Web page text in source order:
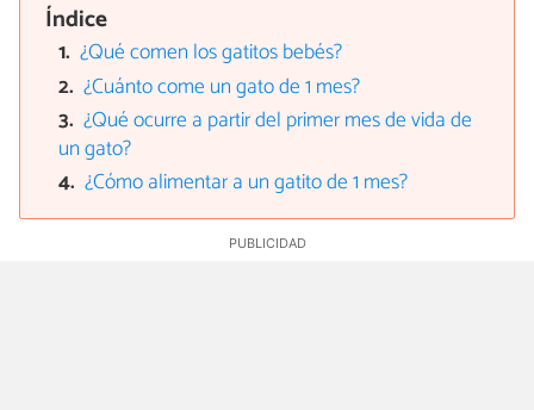
Índice
¿Qué comen los gatitos bebés?
¿Cuánto come un gato de 1 mes?
¿Qué ocurre a partir del primer mes de vida de
un gato?
¿Cómo alimentar a un gatito de 1 mes?